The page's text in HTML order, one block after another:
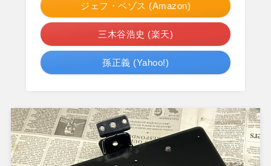
ジェフ・ベゾス (Amazon)
三木谷浩史 (楽天)
孫正義 (Yahoo!)